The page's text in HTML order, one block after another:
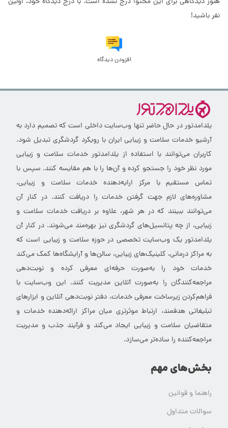
نفر باشید!
افزودن دیدگاه
یلدامدتور در حال حاضر تنها وب‌سایت داخلی است که تصمیم دارد به
آرشیو خدمات سلامت و زیبایی ایران با رویکرد گردشگری تبدیل شود.
کاربران می‌توانند با استفاده از یلدامدتور خدمات سلامت و زیبایی
مورد نظر خود را جستجو کرده و آن‌ها را با هم مقایسه کنند. سپس با
تماس مستقیم با مرکز ارایه‌دهنده خدمات سلامت و زیبایی،
مشاوره‌های لازم جهت گرفتن خدمات را دریافت کنند. در کنار آن
می‌توانند ببینند که در هر شهر، علاوه بر دریافت خدمات سلامت و
زیبایی، از چه پتانسیل‌های گردشگری نیز بهره‌مند می‌شوند. در کنار آن
یلدامدتور یک وب‌سایت تخصصی در حوزه سلامت و زیبایی است که
به مراکز درمانی، کلینیک‌های زیبایی، سالن‌ها و آرایشگاه‌ها کمک می‌کند
خدمات خود را به‌صورت حرفه‌ای معرفی کرده و نوبت‌دهی
مراجعه‌کنندگان را به‌صورت آنلاین مدیریت کنند. این وب‌سایت با
فراهم‌کردن زیرساخت معرفی خدمات، دفتر نوبت‌دهی آنلاین و ابزارهای
تبلیغاتی هدفمند، ارتباط موثرتری میان مراکز ارائه‌دهنده خدمات و
متقاضیان سلامت و زیبایی ایجاد می‌کند و فرآیند جذب و مدیریت
مراجعه‌کننده را ساده‌تر می‌سازد.
بخش‌های مهم
راهنما و قوانین
سوالات متداول